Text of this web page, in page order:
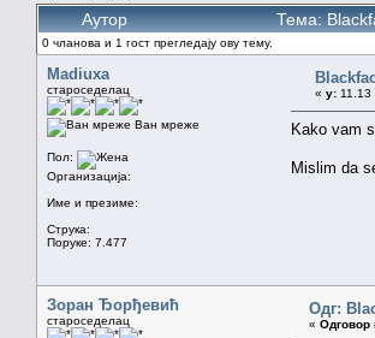
Аутор Тема:
0 чланова и 1 гост прегледају ову тему.
Madiuxa
староседелац
Ван мреже
Пол:
Организација:
Име и презиме:
Струка:
Поруке: 7.477
« у: 11.13
Kako vam
Mislim da
Зоран Ђорђевић
староседелац
Одг:
« Одговор